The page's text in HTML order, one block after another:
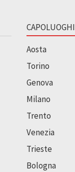
CAPOLUOGHI
Aosta
Torino
Genova
Milano
Trento
Venezia
Trieste
Bologna